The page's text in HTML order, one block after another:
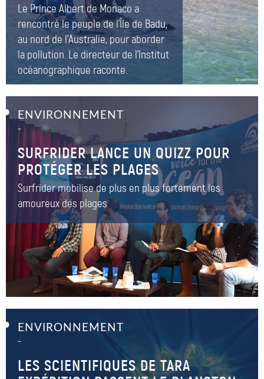
Le Prince Albert de Monaco a
rencontré le peuple de l'Île de Badu,
au nord de l'Australie, pour aborder
la pollution. Le directeur de l'Institut
océanographique raconte.
ENVIRONNEMENT
–
SURFRIDER LANCE UN QUIZZ POUR
PROTÉGER LES PLAGES
Surfrider mobilise de plus en plus fortement les
amoureux des plages
ENVIRONNEMENT
–
LES SCIENTIFIQUES DE TARA